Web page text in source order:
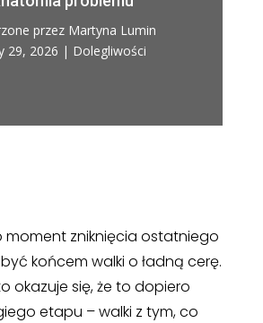
przez Martyna Lumin
29, 2026 | Dolegliwości
moment zniknięcia ostatniego
końcem walki o ładną cerę.
okazuje się, że to dopiero
etapu – walki z tym, co